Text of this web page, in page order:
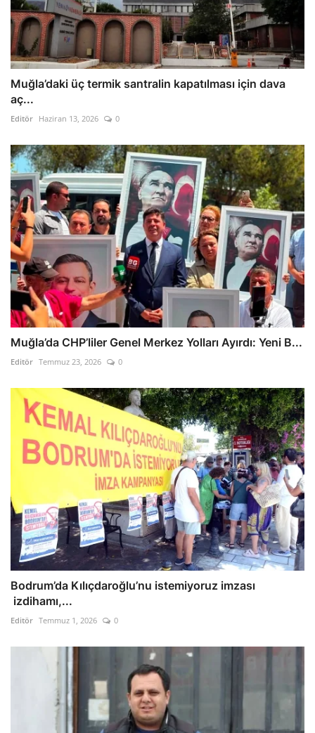
Muğla’daki üç termik santralin kapatılması için dava
aç...
Editör Haziran 13, 2026 0
Muğla’da CHP’liler Genel Merkez Yolları Ayırdı: Yeni B...
Editör Temmuz 23, 2026 0
Bodrum’da Kılıçdaroğlu’nu istemiyoruz imzası
izdihamı,...
Editör Temmuz 1, 2026 0